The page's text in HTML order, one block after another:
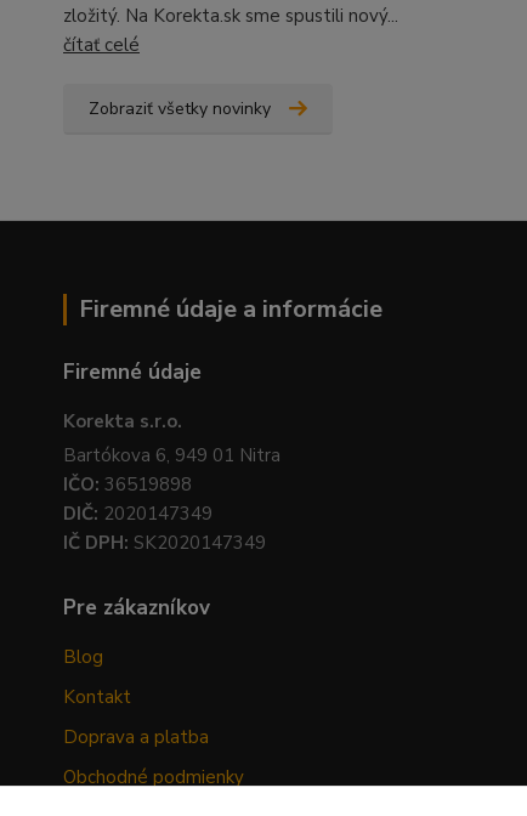
zložitý. Na Korekta.sk sme spustili nový...
čítať celé
Zobraziť všetky novinky
Firemné údaje a informácie
Firemné údaje
Korekta s.r.o.
Bartókova 6, 949 01 Nitra
IČO: 36519898
DIČ: 2020147349
IČ DPH: SK2020147349
Pre zákazníkov
Blog
Kontakt
Doprava a platba
Obchodné podmienky